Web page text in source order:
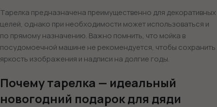
Тарелка предназначена преимущественно для декоративных
целей, однако при необходимости может использоваться и
по прямому назначению. Важно помнить, что мойка в
посудомоечной машине не рекомендуется, чтобы сохранить
яркость изображения и надписи на долгие годы.
Почему тарелка — идеальный
новогодний подарок для дяди